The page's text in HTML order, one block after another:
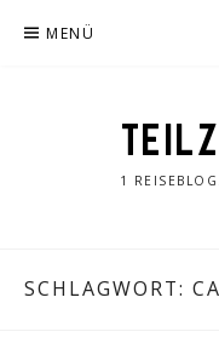
Inhalt MENÜ
1
SCHLAGWORT: